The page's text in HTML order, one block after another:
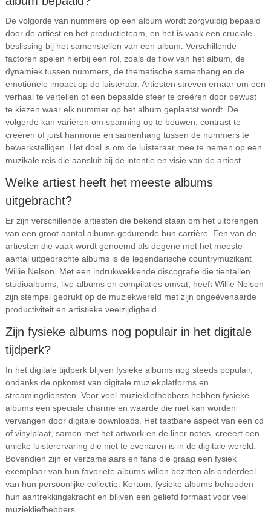
De volgorde van nummers op een album wordt zorgvuldig bepaald
door de artiest en het productieteam, en het is vaak een cruciale
beslissing bij het samenstellen van een album. Verschillende
factoren spelen hierbij een rol, zoals de flow van het album, de
dynamiek tussen nummers, de thematische samenhang en de
emotionele impact op de luisteraar. Artiesten streven ernaar om een
verhaal te vertellen of een bepaalde sfeer te creëren door bewust
te kiezen waar elk nummer op het album geplaatst wordt. De
volgorde kan variëren om spanning op te bouwen, contrast te
creëren of juist harmonie en samenhang tussen de nummers te
bewerkstelligen. Het doel is om de luisteraar mee te nemen op een
muzikale reis die aansluit bij de intentie en visie van de artiest.
Welke artiest heeft het meeste albums
uitgebracht?
Er zijn verschillende artiesten die bekend staan om het uitbrengen
van een groot aantal albums gedurende hun carrière. Een van de
artiesten die vaak wordt genoemd als degene met het meeste
aantal uitgebrachte albums is de legendarische countrymuzikant
Willie Nelson. Met een indrukwekkende discografie die tientallen
studioalbums, live-albums en compilaties omvat, heeft Willie Nelson
zijn stempel gedrukt op de muziekwereld met zijn ongeëvenaarde
productiviteit en artistieke veelzijdigheid.
Zijn fysieke albums nog populair in het digitale
tijdperk?
In het digitale tijdperk blijven fysieke albums nog steeds populair,
ondanks de opkomst van digitale muziekplatforms en
streamingdiensten. Voor veel muziekliefhebbers hebben fysieke
albums een speciale charme en waarde die niet kan worden
vervangen door digitale downloads. Het tastbare aspect van een cd
of vinylplaat, samen met het artwork en de liner notes, creëert een
unieke luisterervaring die niet te evenaren is in de digitale wereld.
Bovendien zijn er verzamelaars en fans die graag een fysiek
exemplaar van hun favoriete albums willen bezitten als onderdeel
van hun persoonlijke collectie. Kortom, fysieke albums behouden
hun aantrekkingskracht en blijven een geliefd formaat voor veel
muziekliefhebbers.